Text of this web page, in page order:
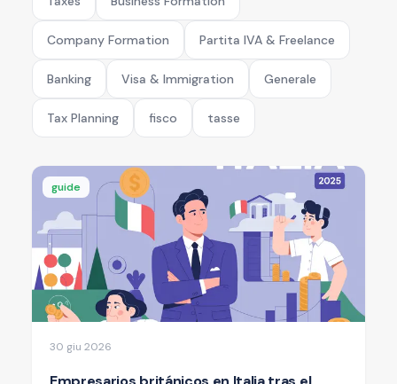
Company Formation Partita IVA & Freelance
Banking Visa & Immigration Generale
Tax Planning fisco tasse
guide
30 giu 2026